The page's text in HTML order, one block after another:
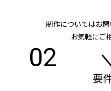
制作についてはお
お気軽にご
02
要